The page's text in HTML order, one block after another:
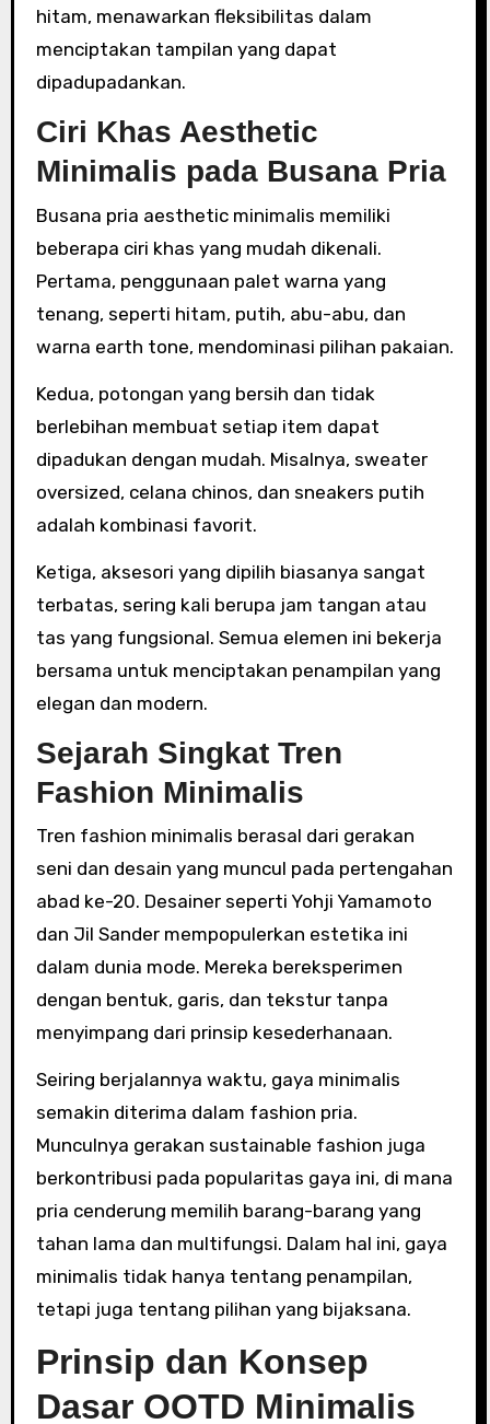
hitam, menawarkan fleksibilitas dalam
menciptakan tampilan yang dapat
dipadupadankan.
Ciri Khas Aesthetic
Minimalis pada Busana Pria
Busana pria aesthetic minimalis memiliki
beberapa ciri khas yang mudah dikenali.
Pertama, penggunaan palet warna yang
tenang, seperti hitam, putih, abu-abu, dan
warna earth tone, mendominasi pilihan pakaian.
Kedua, potongan yang bersih dan tidak
berlebihan membuat setiap item dapat
dipadukan dengan mudah. Misalnya, sweater
oversized, celana chinos, dan sneakers putih
adalah kombinasi favorit.
Ketiga, aksesori yang dipilih biasanya sangat
terbatas, sering kali berupa jam tangan atau
tas yang fungsional. Semua elemen ini bekerja
bersama untuk menciptakan penampilan yang
elegan dan modern.
Sejarah Singkat Tren
Fashion Minimalis
Tren fashion minimalis berasal dari gerakan
seni dan desain yang muncul pada pertengahan
abad ke-20. Desainer seperti Yohji Yamamoto
dan Jil Sander mempopulerkan estetika ini
dalam dunia mode. Mereka bereksperimen
dengan bentuk, garis, dan tekstur tanpa
menyimpang dari prinsip kesederhanaan.
Seiring berjalannya waktu, gaya minimalis
semakin diterima dalam fashion pria.
Munculnya gerakan sustainable fashion juga
berkontribusi pada popularitas gaya ini, di mana
pria cenderung memilih barang-barang yang
tahan lama dan multifungsi. Dalam hal ini, gaya
minimalis tidak hanya tentang penampilan,
tetapi juga tentang pilihan yang bijaksana.
Prinsip dan Konsep
Dasar OOTD Minimalis